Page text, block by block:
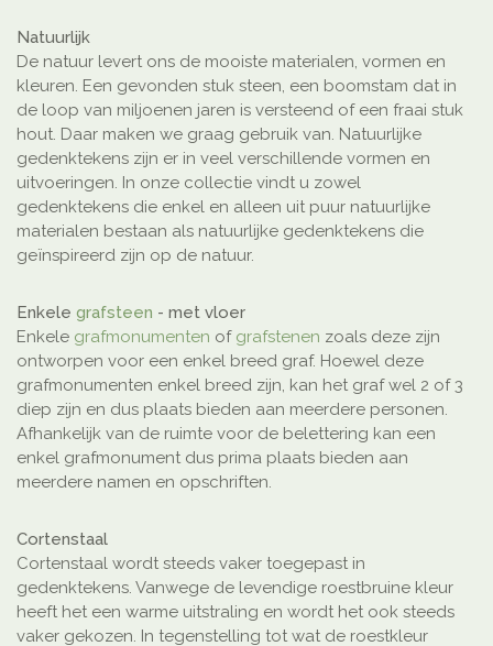
Natuurlijk
De natuur levert ons de mooiste materialen, vormen en
kleuren. Een gevonden stuk steen, een boomstam dat in
de loop van miljoenen jaren is versteend of een fraai stuk
hout. Daar maken we graag gebruik van. Natuurlijke
gedenktekens zijn er in veel verschillende vormen en
uitvoeringen. In onze collectie vindt u zowel
gedenktekens die enkel en alleen uit puur natuurlijke
materialen bestaan als natuurlijke gedenktekens die
geïnspireerd zijn op de natuur.
Enkele grafsteen - met vloer
Enkele grafmonumenten of grafstenen zoals deze zijn
ontworpen voor een enkel breed graf. Hoewel deze
grafmonumenten enkel breed zijn, kan het graf wel 2 of 3
diep zijn en dus plaats bieden aan meerdere personen.
Afhankelijk van de ruimte voor de belettering kan een
enkel grafmonument dus prima plaats bieden aan
meerdere namen en opschriften.
Cortenstaal
Cortenstaal wordt steeds vaker toegepast in
gedenktekens. Vanwege de levendige roestbruine kleur
heeft het een warme uitstraling en wordt het ook steeds
vaker gekozen. In tegenstelling tot wat de roestkleur